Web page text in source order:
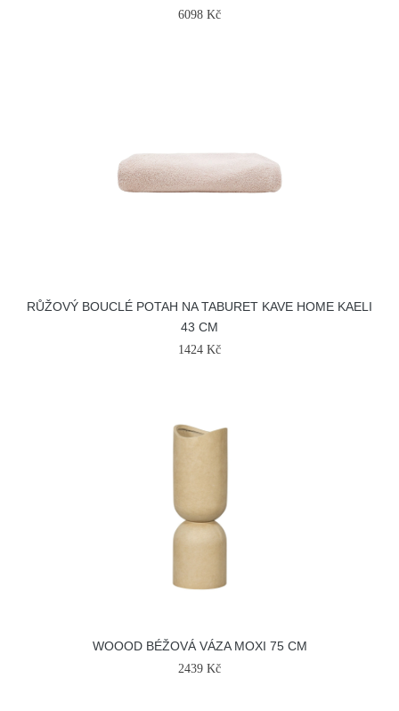
6098 Kč
RŮŽOVÝ BOUCLÉ POTAH NA TABURET KAVE HOME KAELI
43 CM
1424 Kč
WOOOD BÉŽOVÁ VÁZA MOXI 75 CM
2439 Kč